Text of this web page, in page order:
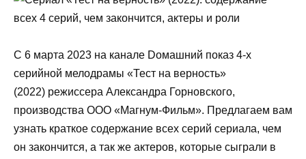
С 6 марта 2023 на канале Dомашний показ 4-х
серийной мелодрамы «Тест на верность»
(2022) режиссера Александра Горновского,
производства ООО «Магнум-Фильм». Предлагаем вам
узнать краткое содержание всех серий сериала, чем
он закончится, а так же актеров, которые сыграли в